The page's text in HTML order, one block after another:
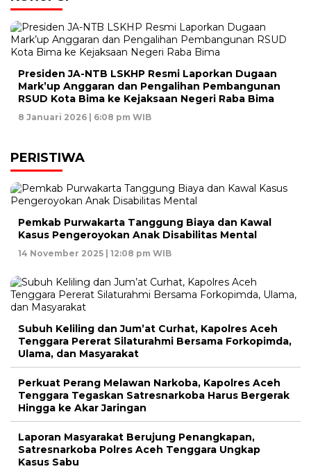
Presiden JA-NTB LSKHP Resmi Laporkan Dugaan
Mark’up Anggaran dan Pengalihan Pembangunan
RSUD Kota Bima ke Kejaksaan Negeri Raba Bima
8 Januari 2026 | 6:08 pm WIB
PERISTIWA
Pemkab Purwakarta Tanggung Biaya dan Kawal
Kasus Pengeroyokan Anak Disabilitas Mental
14 November 2025 | 12:08 pm WIB
Subuh Keliling dan Jum’at Curhat, Kapolres Aceh
Tenggara Pererat Silaturahmi Bersama Forkopimda,
Ulama, dan Masyarakat
Perkuat Perang Melawan Narkoba, Kapolres Aceh
Tenggara Tegaskan Satresnarkoba Harus Bergerak
Hingga ke Akar Jaringan
Laporan Masyarakat Berujung Penangkapan,
Satresnarkoba Polres Aceh Tenggara Ungkap
Kasus Sabu